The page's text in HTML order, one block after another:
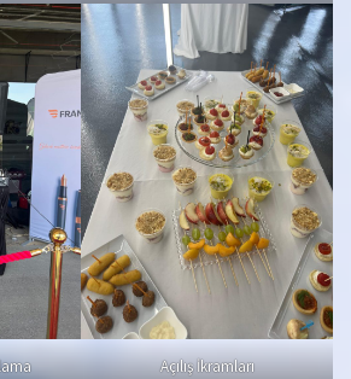
Açılış İkramları